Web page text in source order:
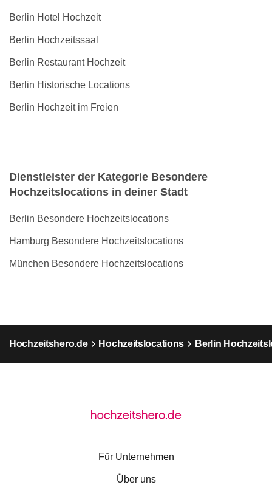
Berlin Hotel Hochzeit
Berlin Hochzeitssaal
Berlin Restaurant Hochzeit
Berlin Historische Locations
Berlin Hochzeit im Freien
Dienstleister der Kategorie Besondere
Hochzeitslocations in deiner Stadt
Berlin Besondere Hochzeitslocations
Hamburg Besondere Hochzeitslocations
München Besondere Hochzeitslocations
Hochzeitshero.de Hochzeitslocations Berlin
Für Unternehmen
Über uns